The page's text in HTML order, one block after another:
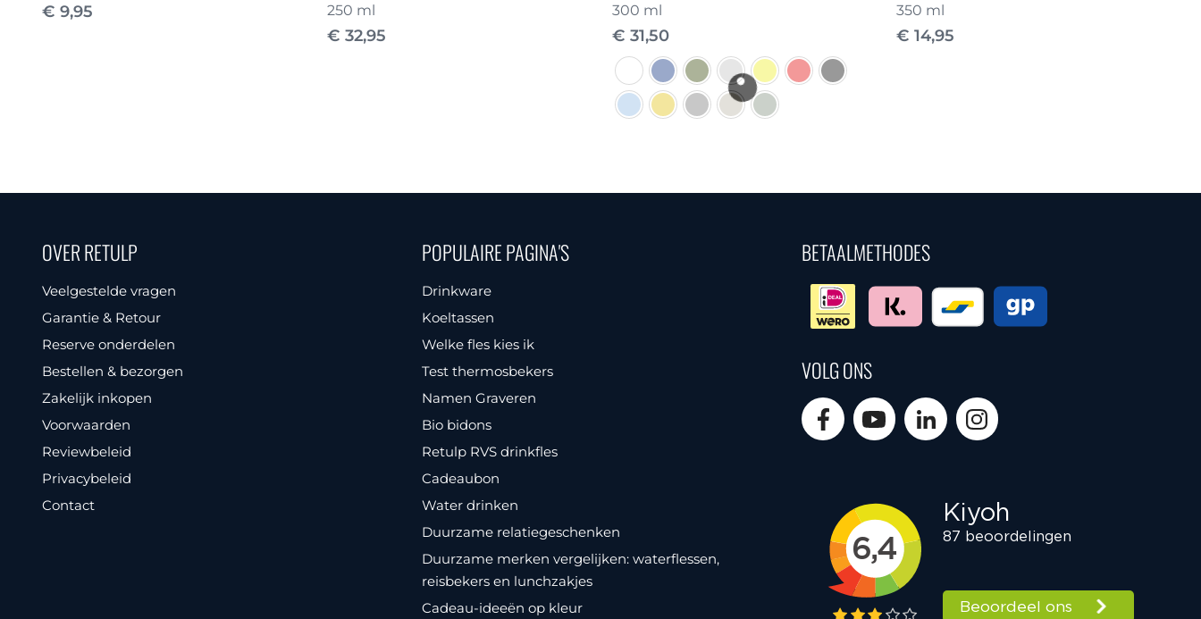
€ 9,95 250 ml
€ 32,95
300 ml
€ 31,50
350 ml
€ 14,95
OVER RETULP
Veelgestelde vragen
Garantie & Retour
Reserve onderdelen
Bestellen & bezorgen
Zakelijk inkopen
Voorwaarden
Reviewbeleid
Privacybeleid
Contact
POPULAIRE PAGINA'S
Drinkware
Koeltassen
Welke fles kies ik
Test thermosbekers
Namen Graveren
Bio bidons
Retulp RVS drinkfles
Cadeaubon
Water drinken
Duurzame relatiegeschenken
Duurzame merken vergelijken: waterflessen,
reisbekers en lunchzakjes
Cadeau-ideeën op kleur
BETAALMETHODES
VOLG ONS